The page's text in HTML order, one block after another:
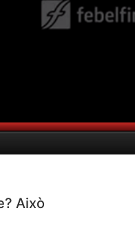
Això